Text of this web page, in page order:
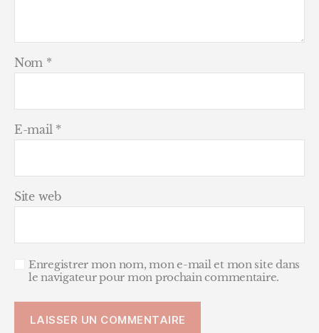
Nom *
E-mail *
Site web
Enregistrer mon nom, mon e-mail et mon site dans
le navigateur pour mon prochain commentaire.